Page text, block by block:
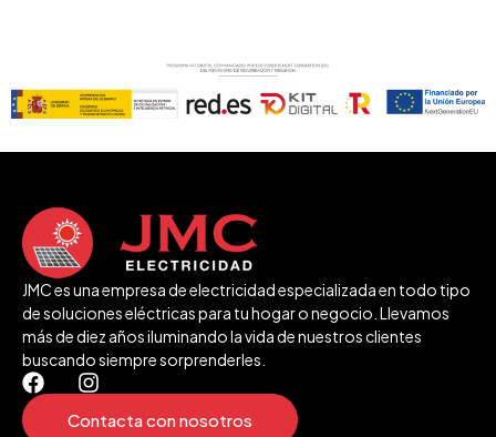
JMC es una empresa de electricidad especializada en todo tipo
de soluciones eléctricas para tu hogar o negocio. Llevamos
más de diez años iluminando la vida de nuestros clientes
buscando siempre sorprenderles.
Contacta con nosotros